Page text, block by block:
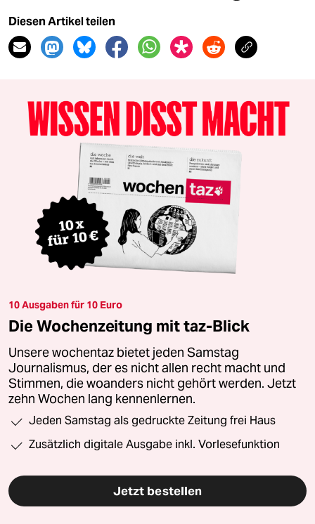
Diesen Artikel teilen
10 Ausgaben für 10 Euro
Die Wochenzeitung mit taz-Blick
Unsere wochentaz bietet jeden Samstag
Journalismus, der es nicht allen recht macht und
Stimmen, die woanders nicht gehört werden. Jetzt
zehn Wochen lang kennenlernen.
Jeden Samstag als gedruckte Zeitung frei Haus
Zusätzlich digitale Ausgabe inkl. Vorlesefunktion
Jetzt bestellen